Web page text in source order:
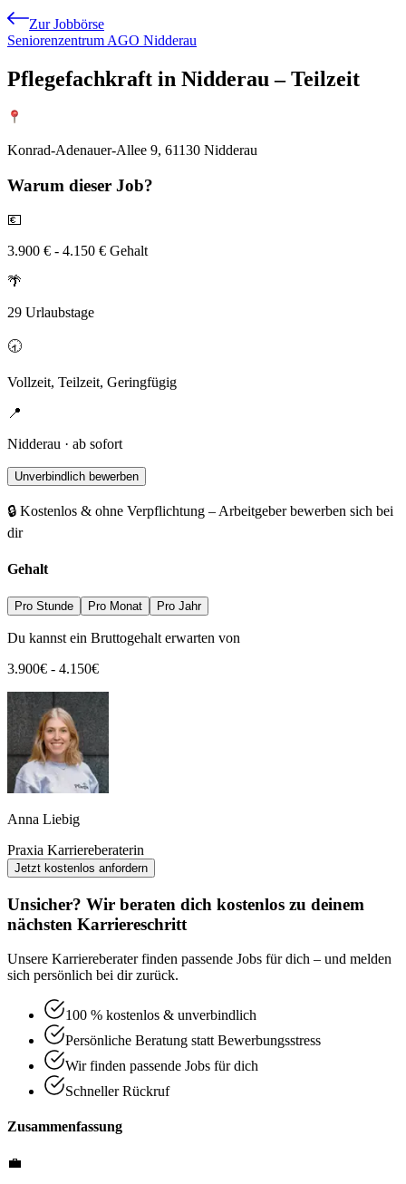
Zur Jobbörse
Seniorenzentrum AGO Nidderau
Pflegefachkraft in Nidderau – Teilzeit
Konrad-Adenauer-Allee 9, 61130 Nidderau
Warum dieser Job?
💶
3.900 € - 4.150 € Gehalt
🌴
29 Urlaubstage
🕣
Vollzeit, Teilzeit, Geringfügig
📍
Nidderau · ab sofort
Unverbindlich bewerben
🔒 Kostenlos & ohne Verpflichtung – Arbeitgeber bewerben sich bei
dir
Gehalt
Pro Stunde Pro Monat Pro Jahr
Du kannst ein Bruttogehalt erwarten von
3.900€ - 4.150€
Anna Liebig
Praxia Karriereberaterin
Jetzt kostenlos anfordern
Unsicher? Wir beraten dich kostenlos zu deinem
nächsten Karriereschritt
Unsere Karriereberater finden passende Jobs für dich – und melden
sich persönlich bei dir zurück.
100 % kostenlos & unverbindlich
Persönliche Beratung statt Bewerbungsstress
Wir finden passende Jobs für dich
Schneller Rückruf
Zusammenfassung
💼